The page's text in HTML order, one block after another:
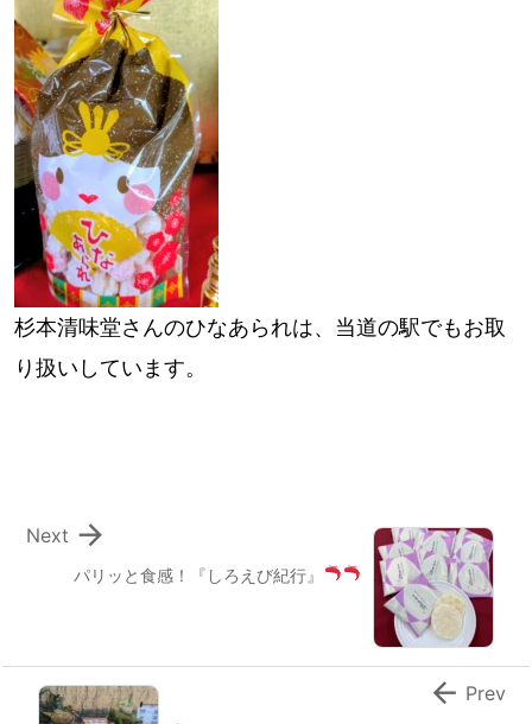
杉本清味堂さんのひなあられは、当道の駅でもお取
り扱いしています。
パリッと食感！ 『しろえび紀行』

Next
 Prev